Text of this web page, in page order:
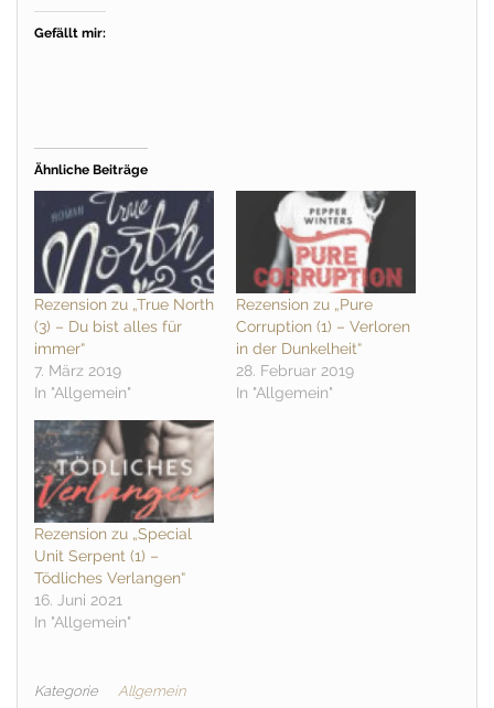
Gefällt mir:
Ähnliche Beiträge
Rezension zu „True North
(3) – Du bist alles für
immer“
7. März 2019
In "Allgemein"
Rezension zu „Pure
Corruption (1) – Verloren
in der Dunkelheit“
28. Februar 2019
In "Allgemein"
Rezension zu „Special
Unit Serpent (1) –
Tödliches Verlangen“
16. Juni 2021
In "Allgemein"
Kategorie Allgemein